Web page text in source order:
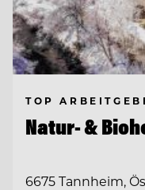
TOP
Natur- &
6675 Tannheim,